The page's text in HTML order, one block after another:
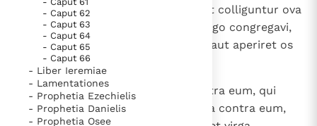
- Caput 62
- Caput 63
- Caput 64
- Caput 65
- Caput 66
- Liber Ieremiae
- Lamentationes
- Prophetia Ezechielis
- Prophetia Danielis
- Prophetia Osee
fortitudinem populorum; et sicut colliguntur ova
derelicta, sic universam terram ego congregavi,
et non fuit qui moveret pennam aut aperiret os
et ganniret ".
Numquid gloriabitur securis contra eum, qui
secat in ea? Aut exaltabitur serra contra eum,